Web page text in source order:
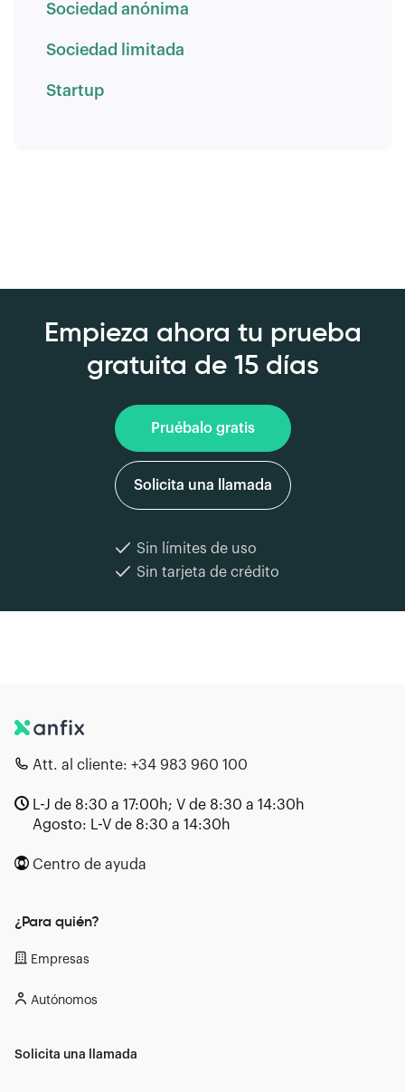
Sociedad anónima
Sociedad limitada
Startup
Empieza ahora tu prueba
gratuita de 15 días
Pruébalo gratis
Solicita una llamada
Sin límites de uso
Sin tarjeta de crédito
Att. al cliente: +34 983 960 100
L-J de 8:30 a 17:00h; V de 8:30 a 14:30h
Agosto: L-V de 8:30 a 14:30h
Centro de ayuda
¿Para quién?
Empresas
Autónomos
Solicita una llamada